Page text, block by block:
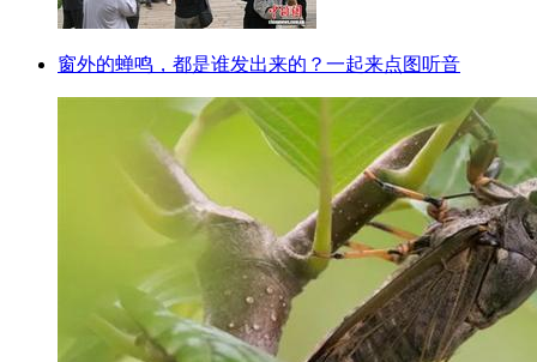
窗外的蝉鸣，都是谁发出来的？一起来点图听音